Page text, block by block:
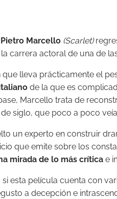
Pietro Marcello (Scarlet)
carrera actoral de una de
lleva prácticamente el
de la que es
Marcello trata de
siglo, que poco a poco
un experto en construir
que emite sobre los
mirada de lo más crítica e
esta película cuenta con
a decepción e